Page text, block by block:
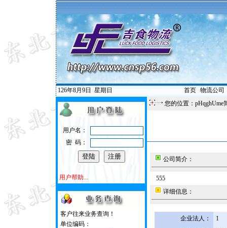
126年8月9日 星期日 首页| 物流公司
用户名：
密 码：
用户帮助...
客户往来业务查询！
单位编码：
您的位置：pHqghUme
公司简介：
555
详细信息：
企业法人：
1